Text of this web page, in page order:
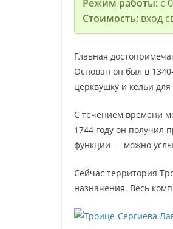
Режим работы:с
Стоимость:вход
Главная
Основан он был в
церквушку и кельи для
С течением времени
1744 году он получил
функции — можно
Сейчас территория
назначения. Весь